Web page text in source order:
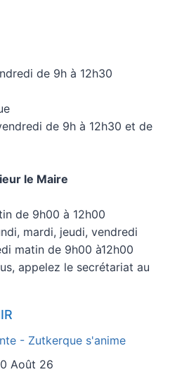
de 9h à 12h30
de 9h à 12h30 et de
le Maire
de 9h00 à 12h00
mardi, jeudi, vendredi
matin de 9h00 à12h00
appelez le secrétariat au
- Zutkerque s'anime
Août 26